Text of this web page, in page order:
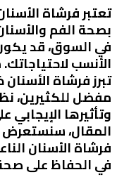
تعتبر فرشاة
بصحة الفم
في السوق، قد
الأنسب
تبرز فرشاة
مفضل للكثيرين،
وتأثيرها
المقال، سنستعرض
فرشاة الأسنان
في الحفاظ على